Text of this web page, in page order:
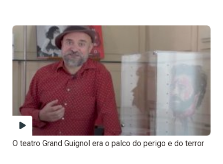
O teatro Grand Guignol era o palco do perigo e do terror